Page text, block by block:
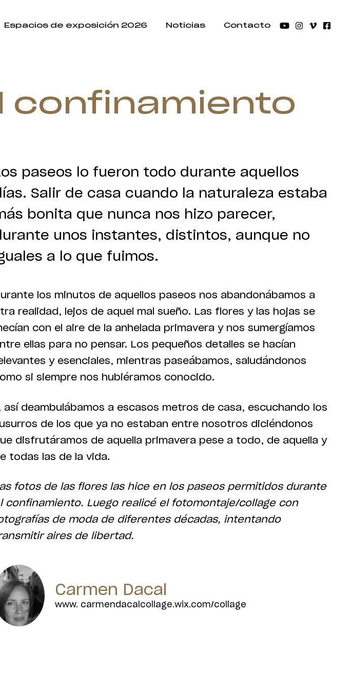
Espacios de exposición 2026 Noticias Contacto
confinamiento
paseos lo fueron todo durante aquellos
Salir de casa cuando la naturaleza estaba
bonita que nunca nos hizo parecer,
unos instantes, distintos, aunque no
a lo que fuimos.
los minutos de aquellos paseos nos abandonábamos a
realidad, lejos de aquel mal sueño. Las flores y las hojas se
con el aire de la anhelada primavera y nos sumergíamos
ellas para no pensar. Los pequeños detalles se hacían
y esenciales, mientras paseábamos, saludándonos
si siempre nos hubiéramos conocido.
así deambulábamos a escasos metros de casa, escuchando los
de los que ya no estaban entre nosotros diciéndonos
disfrutáramos de aquella primavera pese a todo, de aquella y
todas las de la vida.
fotos de las flores las hice en los paseos permitidos durante
confinamiento. Luego realicé el fotomontaje/collage con
de moda de diferentes décadas, intentando
aires de libertad.
Carmen Dacal
www. carmendacalcollage.wix.com/collage